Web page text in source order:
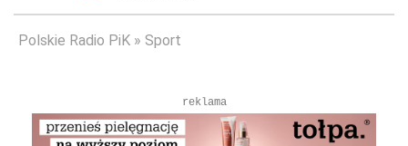
Polskie Radio PiK Sport
reklama